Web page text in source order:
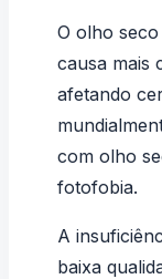
O olho
causa mais
afetando
com olho
fotofobia.
A
baixa